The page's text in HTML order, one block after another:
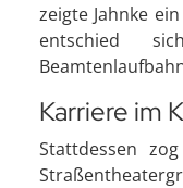
zeigte Jahnke
entschied
Karriere im
Stattdessen